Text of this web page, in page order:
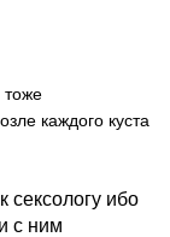
тоже
каждого куста
сексологу ибо
с ним